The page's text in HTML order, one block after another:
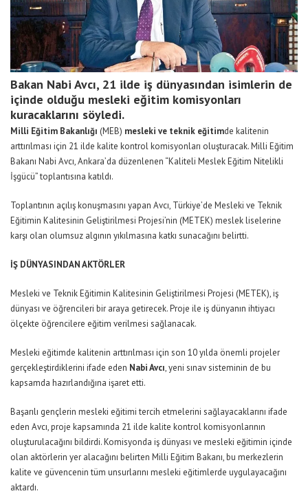
Bakan Nabi Avcı, 21 ilde iş dünyasından isimlerin de
içinde olduğu mesleki eğitim komisyonları
kuracaklarını söyledi.
Milli Eğitim Bakanlığı (MEB) mesleki ve teknik eğitimde kalitenin
arttırılması için 21 ilde kalite kontrol komisyonları oluşturacak. Milli Eğitim
Bakanı Nabi Avcı, Ankara’da düzenlenen “Kaliteli Meslek Eğitim Nitelikli
İşgücü” toplantısına katıldı.
Toplantının açılış konuşmasını yapan Avcı, Türkiye’de Mesleki ve Teknik
Eğitimin Kalitesinin Geliştirilmesi Projesi’nin (METEK) meslek liselerine
karşı olan olumsuz algının yıkılmasına katkı sunacağını belirtti.
İŞ DÜNYASINDAN AKTÖRLER
Mesleki ve Teknik Eğitimin Kalitesinin Geliştirilmesi Projesi (METEK), iş
dünyası ve öğrencileri bir araya getirecek. Proje ile iş dünyanın ihtiyacı
ölçekte öğrencilere eğitim verilmesi sağlanacak.
Mesleki eğitimde kalitenin arttırılması için son 10 yılda önemli projeler
gerçekleştirdiklerini ifade eden Nabi Avcı, yeni sınav sisteminin de bu
kapsamda hazırlandığına işaret etti.
Başarılı gençlerin mesleki eğitimi tercih etmelerini sağlayacaklarını ifade
eden Avcı, proje kapsamında 21 ilde kalite kontrol komisyonlarının
oluşturulacağını bildirdi. Komisyonda iş dünyası ve mesleki eğitimin içinde
olan aktörlerin yer alacağını belirten Milli Eğitim Bakanı, bu merkezlerin
kalite ve güvencenin tüm unsurlarını mesleki eğitimlerde uygulayacağını
aktardı.